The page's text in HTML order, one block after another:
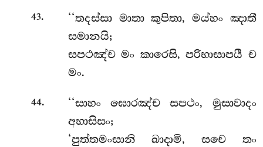
43.
‘‘තදස්සා මාතා කුපිතා, මය්හං ඤාතී
සමානයි;
සපථඤ්ච මං කාරෙසි, පරිභාසාපයී ච
මං.
44. ‘‘සාහංඝොරඤ්ච සපථං, මුසාවාදං
අභාසිසං;
‘පුත්තමංසානි ඛාදාමි, සචෙ තං